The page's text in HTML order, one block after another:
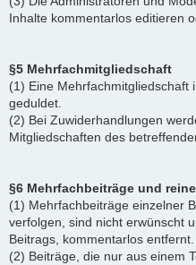
Inhalte kommentarlos editieren
§5 Mehrfachmitgliedschaft
(1) Eine Mehrfachmitgliedschaft
geduldet.
(2) Bei Zuwiderhandlungen
Mitgliedschaften des
§6 Mehrfachbeiträge und
(1) Mehrfachbeiträge einzelner
verfolgen, sind nicht erwünscht
Beitrags, kommentarlos entfernt.
(2) Beiträge, die nur aus einem